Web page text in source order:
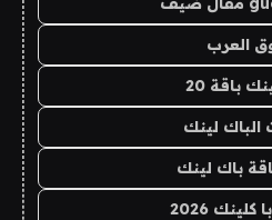
العرب
باقة 20
الباك لينك
باك لينك
2026